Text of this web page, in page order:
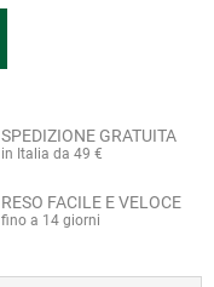
SPEDIZIONE GRATUITA
in Italia da 49 €
RESO FACILE E VELOCE
fino a 14 giorni